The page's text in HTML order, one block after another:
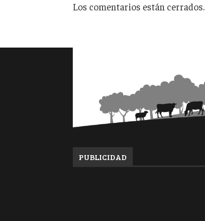
Los comentarios están cerrados.
PUBLICIDAD